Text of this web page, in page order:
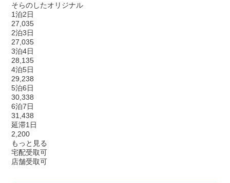
そらのしたオリジナル
1泊2日
27,035
2泊3日
27,035
3泊4日
28,135
4泊5日
29,238
5泊6日
30,338
6泊7日
31,438
延滞1日
2,200
もっと見る
宅配受取可
店舗受取可